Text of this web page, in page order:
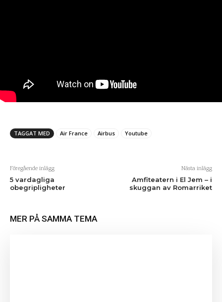
TAGGAT MED Air France Airbus Youtube
Föregående inlägg
5 vardagliga
obegripligheter
Nästa inlägg
Amfiteatern i El Jem – i
skuggan av Romarriket
MER PÅ SAMMA TEMA